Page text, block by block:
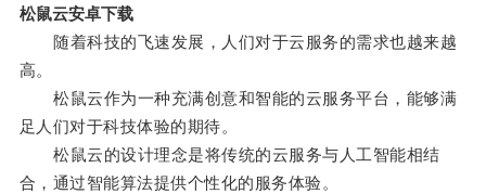
松鼠云安卓下载
随着科技的飞速发展，人们对于云服务的需求也越来越
高。
松鼠云作为一种充满创意和智能的云服务平台，能够满
足人们对于科技体验的期待。
松鼠云的设计理念是将传统的云服务与人工智能相结
合，通过智能算法提供个性化的服务体验。